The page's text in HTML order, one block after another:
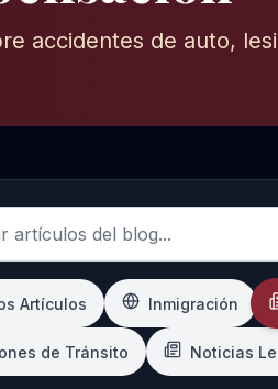
accidentes de auto,
sobre Lesiones Personales
Artículos Inmigración
de Tránsito Noticias